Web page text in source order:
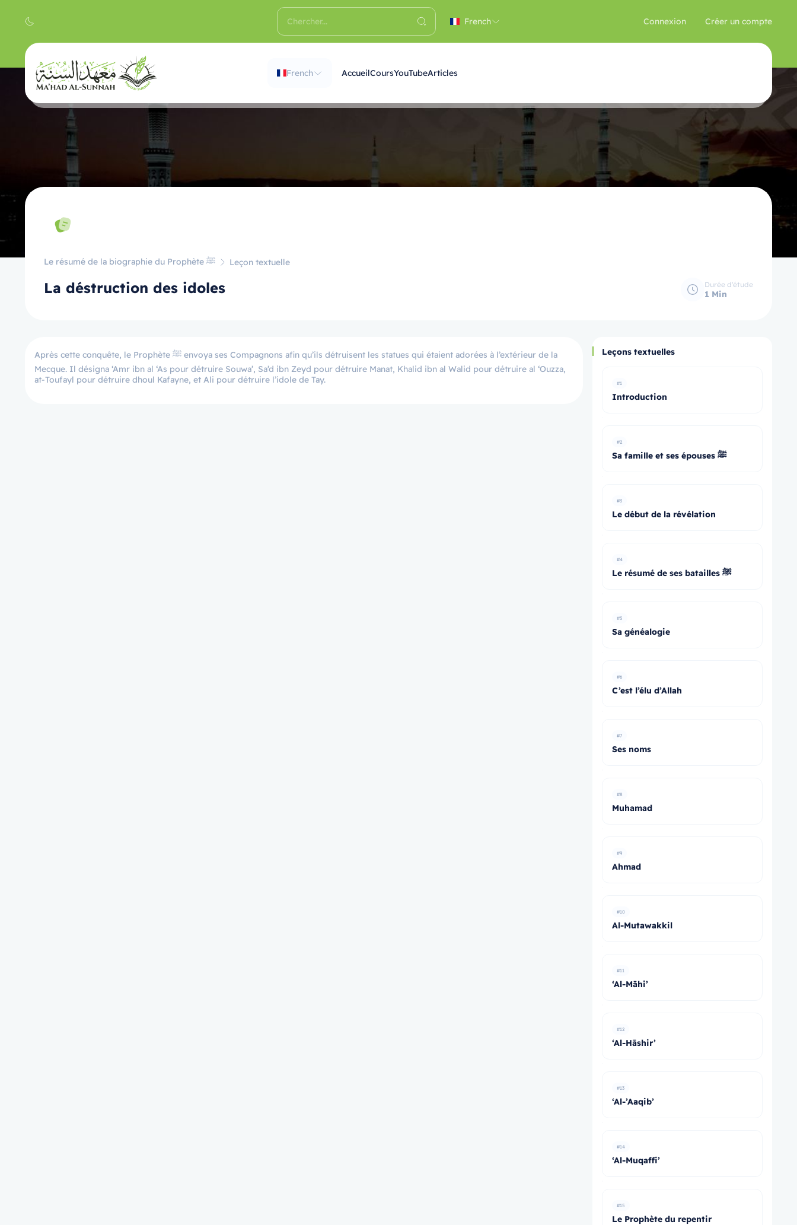
French Connexion Créer un compte
French AccueilCoursYouTubeArticles
Le résumé de la biographie du Prophète ﷺ Leçon textuelle
La déstruction des idoles Durée d'étude
1 Min
Après cette conquête, le Prophète ﷺ envoya ses Compagnons afin qu’ils détruisent les statues qui étaient adorées à l’extérieur de la
Mecque. Il désigna ‘Amr ibn al ‘As pour détruire Souwa’, Sa’d ibn Zeyd pour détruire Manat, Khalid ibn al Walid pour détruire al ‘Ouzza,
at-Toufayl pour détruire dhoul Kafayne, et Ali pour détruire l’idole de Tay.
Leçons textuelles
#1
Introduction
#2
Sa famille et ses épouses ﷺ
#3
Le début de la révélation
#4
Le résumé de ses batailles ﷺ
#5
Sa généalogie
#6
C’est l’élu d’Allah
#7
Ses noms
#8
Muhamad
#9
Ahmad
#10
Al-Mutawakkil
#11
‘Al-Māhi’
#12
‘Al-Hāshir’
#13
‘Al-’Aaqib’
#14
‘Al-Muqaffi’
#15
Le Prophète du repentir